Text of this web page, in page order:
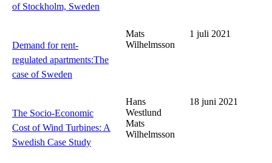
of Stockholm, Sweden
Demand for rent-
regulated apartments:The
case of Sweden
Mats
Wilhelmsson
1 juli 2021
The Socio-Economic
Cost of Wind Turbines: A
Swedish Case Study
Hans
Westlund
Mats
Wilhelmsson
18 juni 2021